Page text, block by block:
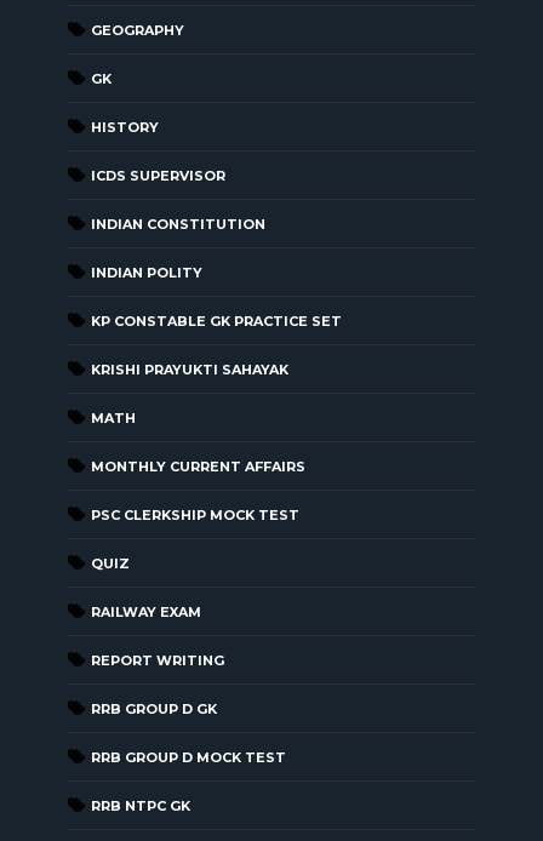
GEOGRAPHY
GK
HISTORY
ICDS SUPERVISOR
INDIAN CONSTITUTION
INDIAN POLITY
KP CONSTABLE GK PRACTICE SET
KRISHI PRAYUKTI SAHAYAK
MATH
MONTHLY CURRENT AFFAIRS
PSC CLERKSHIP MOCK TEST
QUIZ
RAILWAY EXAM
REPORT WRITING
RRB GROUP D GK
RRB GROUP D MOCK TEST
RRB NTPC GK